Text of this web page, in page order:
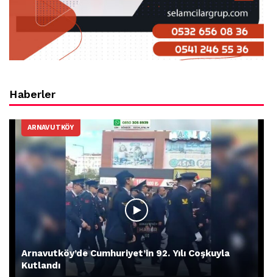
Haberler
ARNAVUTKÖY
Arnavutköy’de Cumhuriyet’in 92. Yılı Coşkuyla
Kutlandı